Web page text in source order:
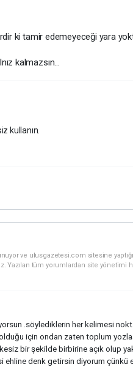
ki tamir edemeyeceği yara
kalmazsın...
kullanın.
ve ulusgazetesi.com sitesine
Yazılan tüm yorumlardan site
.söylediklerin her kelimesi
için ondan zaten toplum
bir şekilde birbirine açık olup
ehline denk getirsin diyorum çünkü